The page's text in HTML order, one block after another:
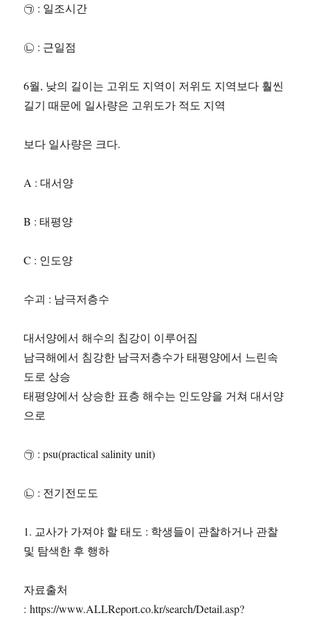
㉠ : 일조시간
㉡ : 근일점
6월, 낮의 길이는 고위도 지역이 저위도 지역보다 훨씬
길기 때문에 일사량은 고위도가 적도 지역
보다 일사량은 크다.
A : 대서양
B : 태평양
C : 인도양
수괴 : 남극저층수
대서양에서 해수의 침강이 이루어짐
남극해에서 침강한 남극저층수가 태평양에서 느린속
도로 상승
태평양에서 상승한 표층 해수는 인도양을 거쳐 대서양
으로
㉠ : psu(practical salinity unit)
㉡ : 전기전도도
1. 교사가 가져야 할 태도 : 학생들이 관찰하거나 관찰
및 탐색한 후 행하
자료출처
: https://www.ALLReport.co.kr/search/Detail.asp?